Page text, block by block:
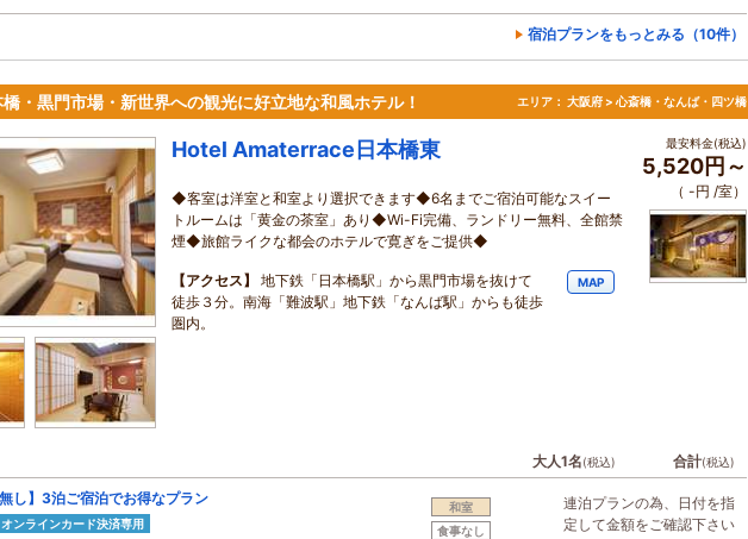
宿泊プランをもっとみる（10件）
・黒門市場・新世界への観光に好立地な和風ホテル！ エリア： 大阪府 > 心斎橋・なんば・四ツ橋
Hotel Amaterrace日本橋東
◆客室は洋室と和室より選択できます◆6名までご宿泊可能なスイー
トルームは「黄金の茶室」あり◆Wi-Fi完備、ランドリー無料、全館禁
煙◆旅館ライクな都会のホテルで寛ぎをご提供◆
【アクセス】
地下鉄「日本橋駅」から黒門市場を抜けて
徒歩３分。南海「難波駅」地下鉄「なんば駅」からも徒歩
圏内。
MAP
最安料金(税込)
5,520円～
（ -円 /室）
大人1名(税込) 合計(税込)
無し】3泊ご宿泊でお得なプラン
オンラインカード決済専用
和室
食事なし
連泊プランの為、日付を指
定して金額をご確認下さい